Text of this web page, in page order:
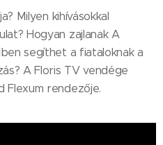
Milyen kihívásokkal
Hogyan zajlanak A
segíthet a fiataloknak a
A Floris TV vendége
Flexum rendezője.